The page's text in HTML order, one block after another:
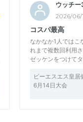
ウッチ
2026/06/
コスパ最高
なかなか1人ではこ
れまで複数回利用
ゼッケンをつけて
ピーエスエス皇
6月14日大会